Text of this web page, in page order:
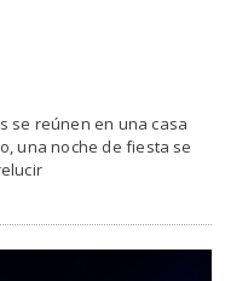
se reúnen en una casa
una noche de fiesta se